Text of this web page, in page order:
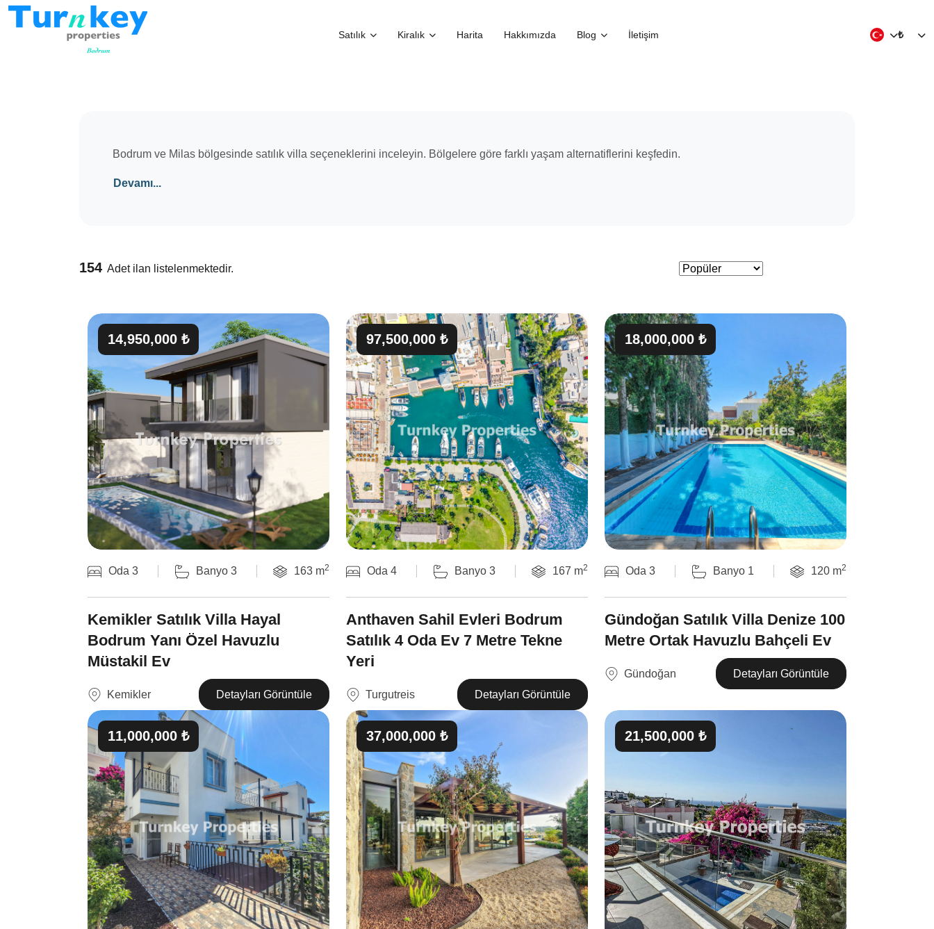
Satılık Kiralık Harita Hakkımızda Blog İletişim ₺
Bodrum ve Milas bölgesinde satılık villa seçeneklerini inceleyin. Bölgelere göre farklı yaşam alternatiflerini keşfedin.
Devamı...
154 Adet ilan listelenmektedir.
14,950,000 ₺
Oda 3 Banyo 3 163 m2
Kemikler Satılık Villa Hayal
Bodrum Yanı Özel Havuzlu
Müstakil Ev
Kemikler Detayları Görüntüle
97,500,000 ₺
Oda 4 Banyo 3 167 m2
Anthaven Sahil Evleri Bodrum
Satılık 4 Oda Ev 7 Metre Tekne
Yeri
Turgutreis Detayları Görüntüle
18,000,000 ₺
Oda 3 Banyo 1 120 m2
Gündoğan Satılık Villa Denize 100
Metre Ortak Havuzlu Bahçeli Ev
Gündoğan Detayları Görüntüle
11,000,000 ₺ 37,000,000 ₺ 21,500,000 ₺